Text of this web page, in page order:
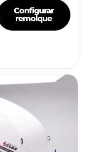
Configurar
remolque